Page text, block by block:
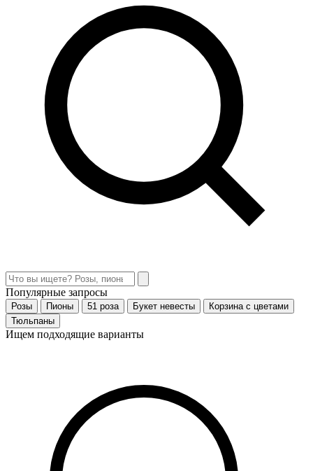
Популярные запросы
Розы Пионы 51 роза Букет невесты
Корзина с цветами
Тюльпаны
Ищем подходящие варианты